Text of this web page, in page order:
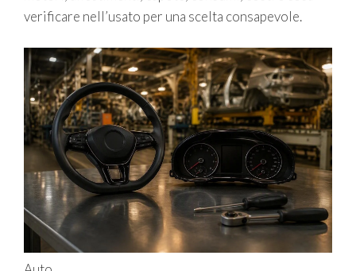
verificare nell’usato per una scelta consapevole.